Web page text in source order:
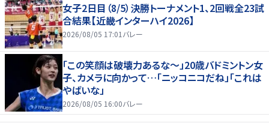
女子2日目（8/5）決勝トーナメント1、2回戦全23試
合結果【近畿インターハイ2026】
2026/08/05 17:01 バレー
「この笑顔は破壊力あるな〜」20歳バドミントン女
子、カメラに向かって…「ニッコニコだね」「これは
やばいな」
2026/08/05 16:00バレー